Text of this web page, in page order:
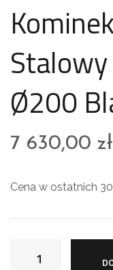
Ø200
7 630,00 zł
Cena w ostatnich